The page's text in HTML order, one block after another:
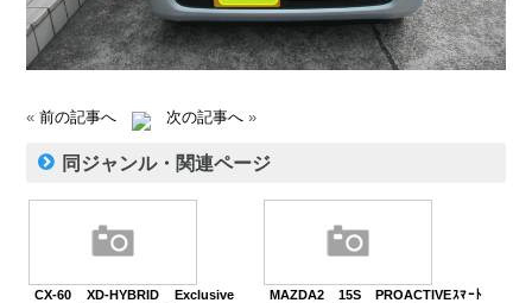
«前の記事へ 次の記事へ »
同ジャンル・関連ページ
CX-60 XD-HYBRID Exclusive
MAZDA2 15S PROACTIVEｽﾏｰﾄ